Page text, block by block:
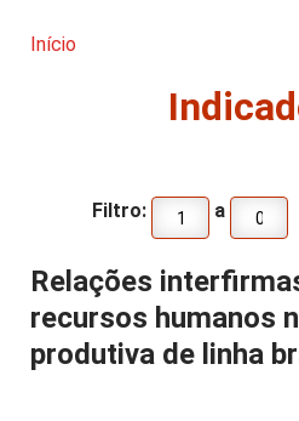
Início
Filtro: a
Relações
recursos humanos
produtiva de linha